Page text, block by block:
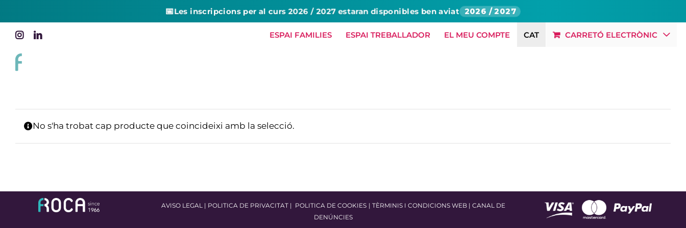
📅Les inscripcions per al curs 2026 / 2027 estaran disponibles ben aviat 2026 / 2027
content
InstagramLinkedIn ESPAI FAMILIES ESPAI TREBALLADOR EL MEU COMPTE CAT CARRETÓ ELECTRÒNIC
No s'ha trobat cap producte que coincideixi amb la selecció.
AVISO LEGAL | POLITICA DE PRIVACITAT | POLITICA DE COOKIES | TÈRMINIS I CONDICIONS WEB |CANAL DE
DENÚNCIES